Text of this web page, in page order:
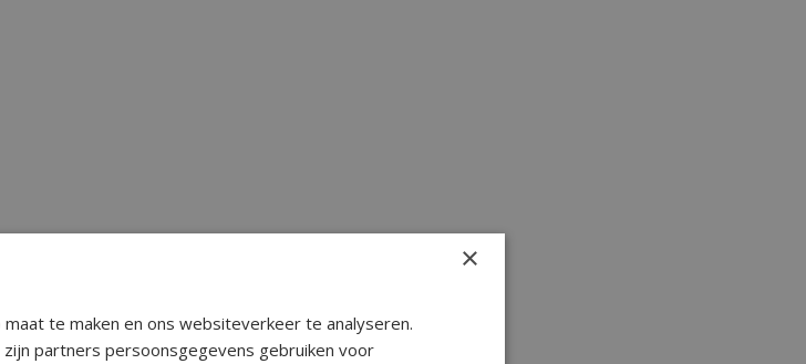
×
te maken en ons websiteverkeer te analyseren.
partners persoonsgegevens gebruiken voor